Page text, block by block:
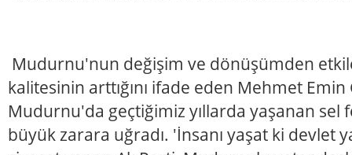
Mudurnu'nun değişim ve dönüşümden
kalitesinin arttığını ifade eden Mehmet Emin
Mudurnu'da geçtiğimiz yıllarda yaşanan sel
büyük zarara uğradı. 'İnsanı yaşat ki devlet